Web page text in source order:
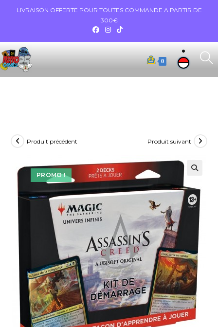
LIVRAISON OFFERTE POUR TOUTES COMMANDE A PARTIR DE
300€
0
PROMO !
Produit précédent Produit suivant